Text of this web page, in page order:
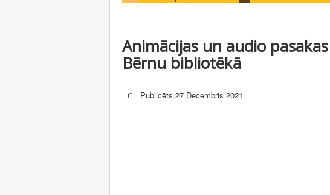
Animācijas un audio
Bērnu bibliotēkā
Publicēts 27 Decembris 2021